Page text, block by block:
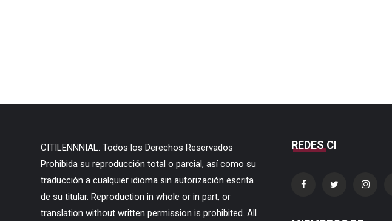
CITILENNNIAL. Todos los Derechos Reservados
Prohibida su reproducción total o parcial, así como su
traducción a cualquier idioma sin autorización escrita
de su titular. Reproduction in whole or in part, or
translation without written permission is prohibited. All
REDES CI